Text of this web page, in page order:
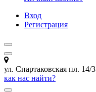
Вход
Регистрация
ул. Спартаковская пл. 14/3
как нас найти?